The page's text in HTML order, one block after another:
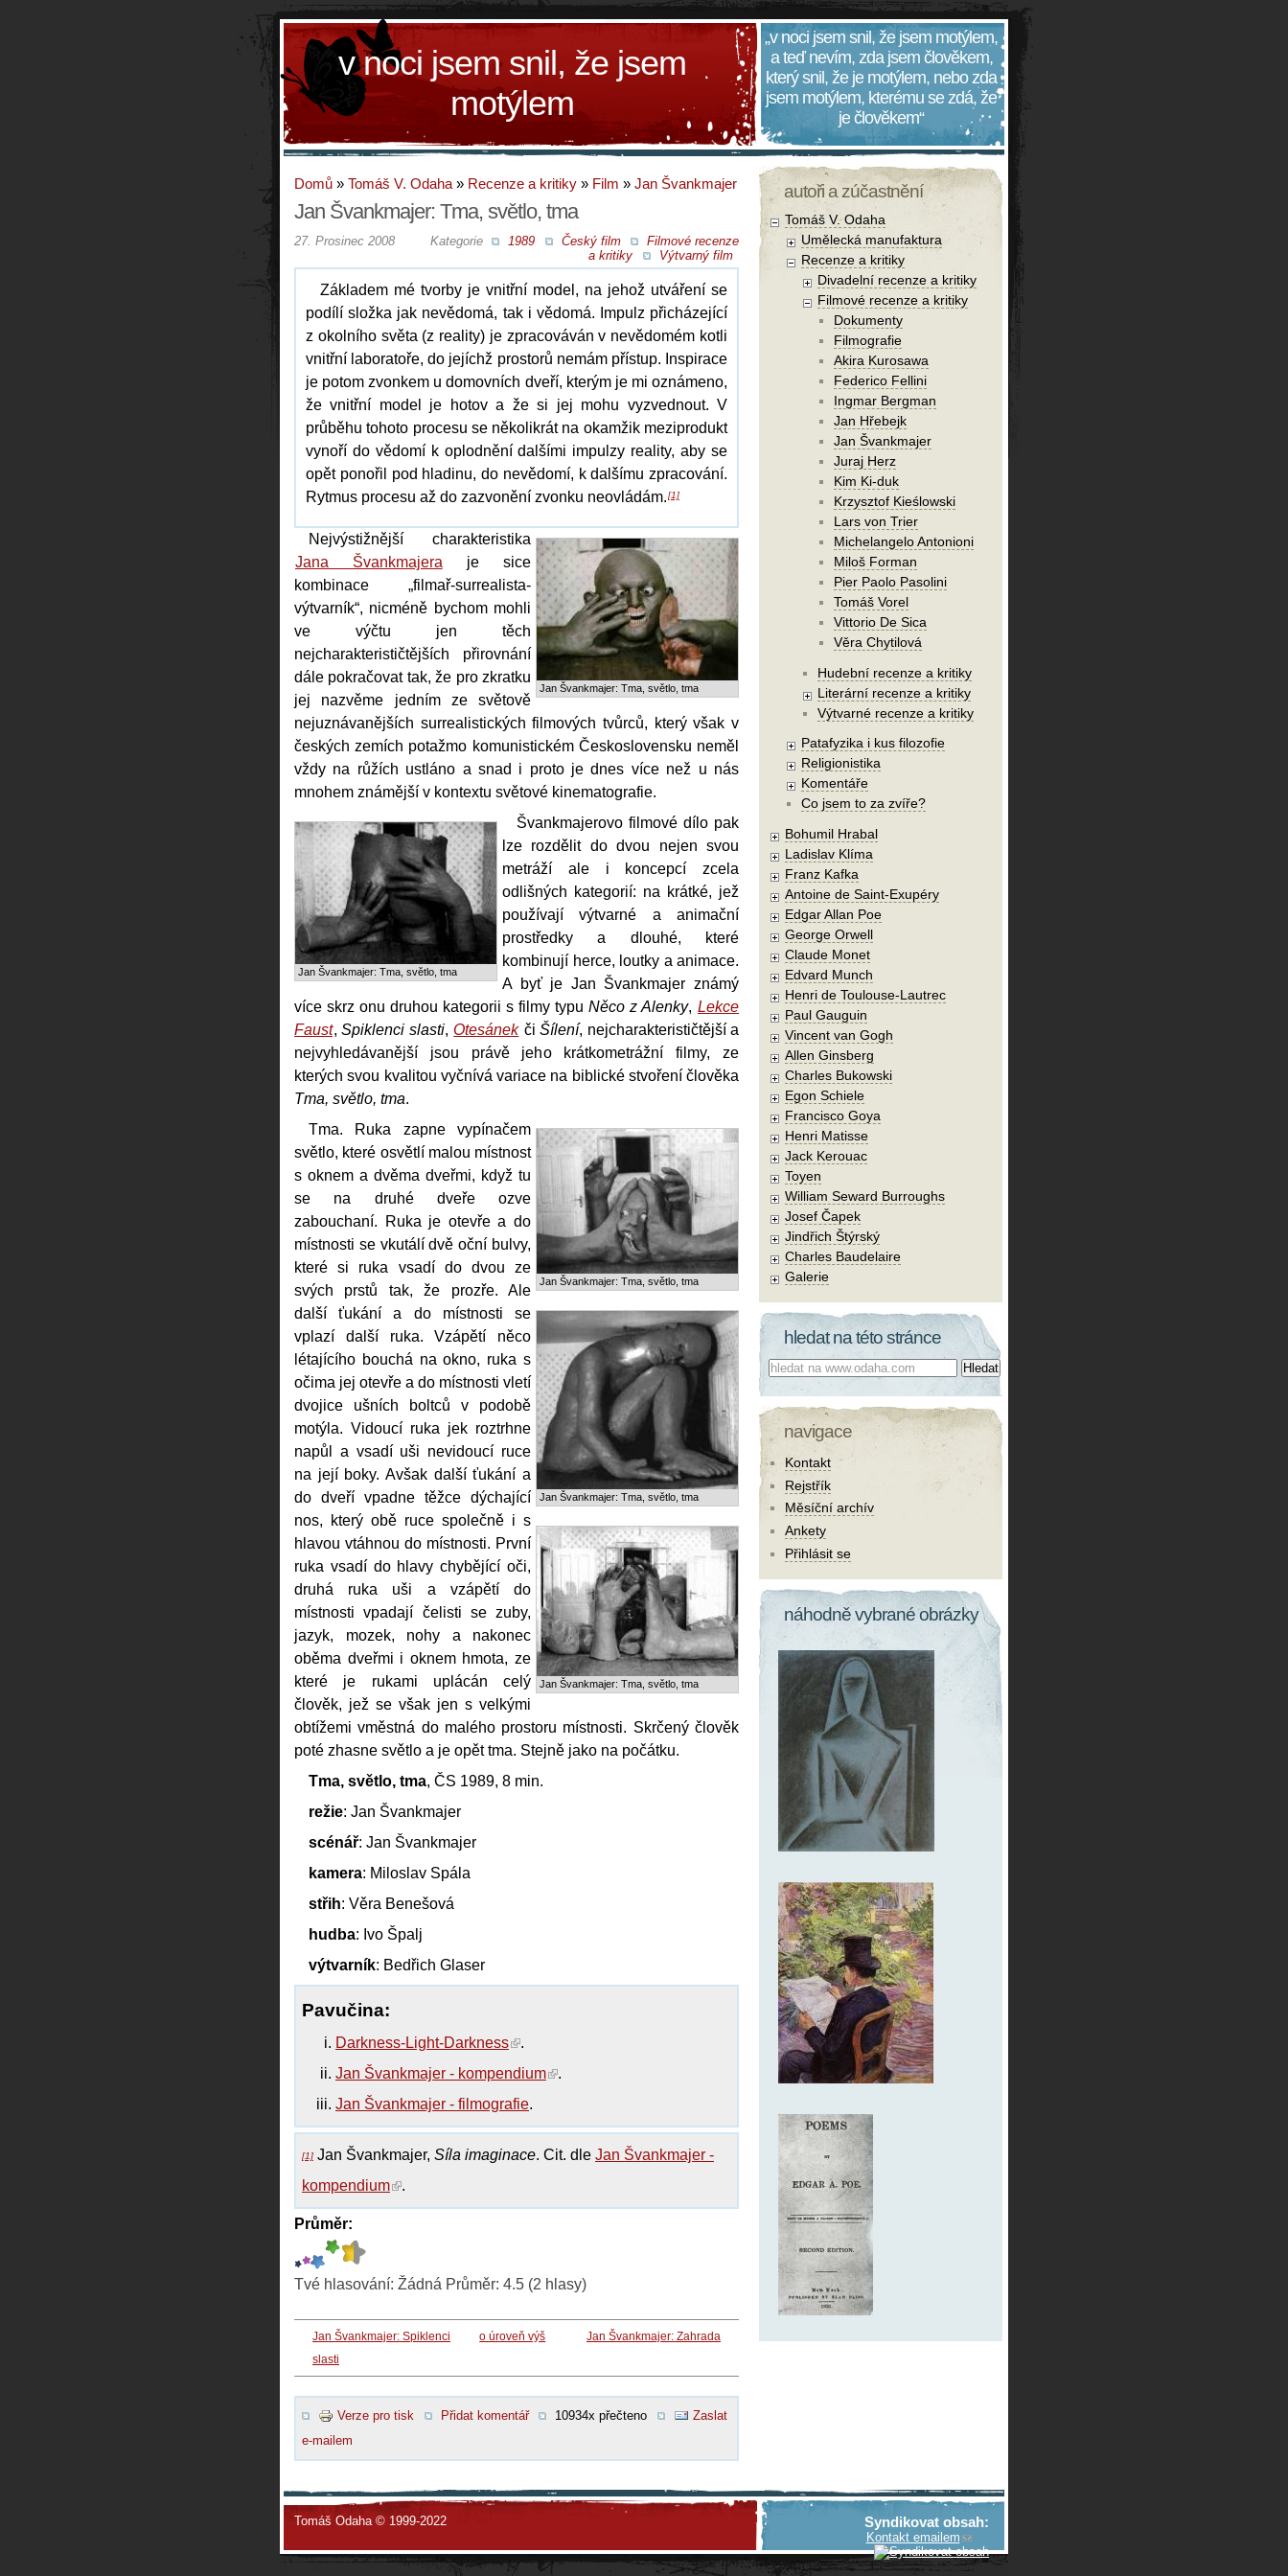
v noci jsem snil, že jsem
motýlem
„v noci jsem snil, že jsem motýlem,
a teď nevím, zda jsem člověkem,
který snil, že je motýlem, nebo zda
jsem motýlem, kterému se zdá, že
je člověkem“
Domů » Tomáš V. Odaha » Recenze a kritiky » Film » Jan Švankmajer
Jan Švankmajer: Tma, světlo, tma
Kategorie 1989 Český film
Filmové recenze
a kritiky
Výtvarný film
27. Prosinec 2008
Základem mé tvorby je vnitřní model, na jehož utváření se
podílí složka jak nevědomá, tak i vědomá. Impulz přicházející
z okolního světa (z reality) je zpracováván v nevědomém kotli
vnitřní laboratoře, do jejíchž prostorů nemám přístup. Inspirace
je potom zvonkem u domovních dveří, kterým je mi oznámeno,
že vnitřní model je hotov a že si jej mohu vyzvednout. V
průběhu tohoto procesu se několikrát na okamžik meziprodukt
vynoří do vědomí k oplodnění dalšími impulzy reality, aby se
opět ponořil pod hladinu, do nevědomí, k dalšímu zpracování.
Rytmus procesu až do zazvonění zvonku neovládám.[1]
Jan Švankmajer: Tma, světlo, tma
Nejvýstižnější charakteristika
Jana Švankmajera je sice
kombinace „filmař-surrealista-
výtvarník“, nicméně bychom mohli
ve výčtu jen těch
nejcharakterističtějších přirovnání
dále pokračovat tak, že pro zkratku
jej nazvěme jedním ze světově
nejuznávanějších surrealistických filmových tvůrců, který však v
českých zemích potažmo komunistickém Československu neměl
vždy na růžích ustláno a snad i proto je dnes více než u nás
mnohem známější v kontextu světové kinematografie.
Jan Švankmajer: Tma, světlo, tma
Švankmajerovo filmové dílo pak
lze rozdělit do dvou nejen svou
metráží ale i koncepcí zcela
odlišných kategorií: na krátké, jež
používají výtvarné a animační
prostředky a dlouhé, které
kombinují herce, loutky a animace.
A byť je Jan Švankmajer známý
více skrz onu druhou kategorii s filmy typu Něco z Alenky, Lekce
Faust,Spiklenci slasti, Otesánek čiŠílení, nejcharakterističtější a
nejvyhledávanější jsou právě jeho krátkometrážní filmy, ze
kterých svou kvalitou vyčnívá variace na biblické stvoření člověka
Tma, světlo, tma.
Jan Švankmajer: Tma, světlo, tma
Jan Švankmajer: Tma, světlo, tma
Jan Švankmajer: Tma, světlo, tma
Tma. Ruka zapne vypínačem
světlo, které osvětlí malou místnost
s oknem a dvěma dveřmi, když tu
se na druhé dveře ozve
zabouchaní. Ruka je otevře a do
místnosti se vkutálí dvě oční bulvy,
které si ruka vsadí do dvou ze
svých prstů tak, že prozře. Ale
další ťukání a do místnosti se
vplazí další ruka. Vzápětí něco
létajícího bouchá na okno, ruka s
očima jej otevře a do místnosti vletí
dvojice ušních boltců v podobě
motýla. Vidoucí ruka jek roztrhne
napůl a vsadí uši nevidoucí ruce
na její boky. Avšak další ťukání a
do dveří vpadne těžce dýchající
nos, který obě ruce společně i s
hlavou vtáhnou do místnosti. První
ruka vsadí do hlavy chybějící oči,
druhá ruka uši a vzápětí do
místnosti vpadají čelisti se zuby,
jazyk, mozek, nohy a nakonec
oběma dveřmi i oknem hmota, ze
které je rukami uplácán celý
člověk, jež se však jen s velkými
obtížemi vměstná do malého prostoru místnosti. Skrčený člověk
poté zhasne světlo a je opět tma. Stejně jako na počátku.
Tma, světlo, tma, ČS 1989, 8 min.
režie: Jan Švankmajer
scénář: Jan Švankmajer
kamera: Miloslav Spála
střih: Věra Benešová
hudba: Ivo Špalj
výtvarník: Bedřich Glaser
Pavučina:
Darkness-Light-Darkness
.
Jan Švankmajer - kompendium
.
Jan Švankmajer - filmografie.
[1] Jan Švankmajer, Síla imaginace. Cit. dle Jan Švankmajer -
kompendium
.
Průměr:
Tvé hlasování: Žádná Průměr: 4.5 (2 hlasy)
Jan Švankmajer: Spiklenci
slasti
o úroveň výš Jan Švankmajer: Zahrada
Verze pro tisk Přidat komentář 10934x přečteno
Zaslat
e-mailem
autoři a zúčastnění
Tomáš V. Odaha
Umělecká manufaktura
Recenze a kritiky
Divadelní recenze a kritiky
Filmové recenze a kritiky
Dokumenty
Filmografie
Akira Kurosawa
Federico Fellini
Ingmar Bergman
Jan Hřebejk
Jan Švankmajer
Juraj Herz
Kim Ki-duk
Krzysztof Kieślowski
Lars von Trier
Michelangelo Antonioni
Miloš Forman
Pier Paolo Pasolini
Tomáš Vorel
Vittorio De Sica
Věra Chytilová
Hudební recenze a kritiky
Literární recenze a kritiky
Výtvarné recenze a kritiky
Patafyzika i kus filozofie
Religionistika
Komentáře
Co jsem to za zvíře?
Bohumil Hrabal
Ladislav Klíma
Franz Kafka
Antoine de Saint-Exupéry
Edgar Allan Poe
George Orwell
Claude Monet
Edvard Munch
Henri de Toulouse-Lautrec
Paul Gauguin
Vincent van Gogh
Allen Ginsberg
Charles Bukowski
Egon Schiele
Francisco Goya
Henri Matisse
Jack Kerouac
Toyen
William Seward Burroughs
Josef Čapek
Jindřich Štýrský
Charles Baudelaire
Galerie
hledat na této stránce
Co hledat:
navigace
Kontakt
Rejstřík
Měsíční archív
Ankety
Přihlásit se
náhodně vybrané obrázky
Tomáš Odaha © 1999-2022 Syndikovat obsah:
Kontakt emailem